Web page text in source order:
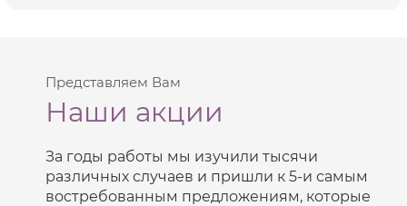
Представляем Вам
Наши акции
За годы работы мы изучили тысячи
различных случаев и пришли к 5-и самым
востребованным предложениям, которые